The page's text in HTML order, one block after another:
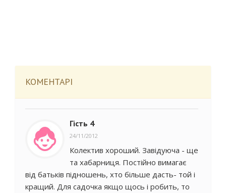
КОМЕНТАРІ
Гість 4
24/11/2012
Колектив хороший. Завідуюча - ще
та хабарниця. Постійно вимагає
від батьків підношень, хто більше дасть- той і
кращий. Для садочка якщо щось і робить, то